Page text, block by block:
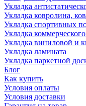
Укладка
Укладка ковролина,
Укладка спортивных
Укладка
Укладка виниловой и
Укладка ламината
Укладка паркетной
Блог
Как купить
Условия оплаты
Условия доставки